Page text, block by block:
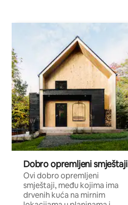
Dobro opremljeni smještaji
Ovi dobro opremljeni
smještaji, među kojima ima
drvenih kuća na mirnim